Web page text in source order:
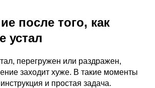
после того, как
устал
перегружен или раздражен,
заходит хуже. В такие моменты
и простая задача.